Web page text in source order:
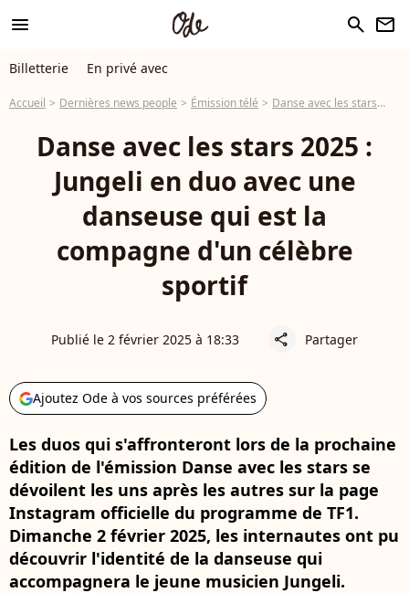
menu search newsletter
Billetterie En privé avec
Accueil Dernières news people Émission télé Danse avec les stars
Danse avec les stars 2025 :
Jungeli en duo avec une
danseuse qui est la
compagne d'un célèbre
sportif
Publié le 2 février 2025 à 18:33 share Partager
Ajoutez Ode à vos sources préférées
Les duos qui s'affronteront lors de la prochaine
édition de l'émission Danse avec les stars se
dévoilent les uns après les autres sur la page
Instagram officielle du programme de TF1.
Dimanche 2 février 2025, les internautes ont pu
découvrir l'identité de la danseuse qui
accompagnera le jeune musicien Jungeli.